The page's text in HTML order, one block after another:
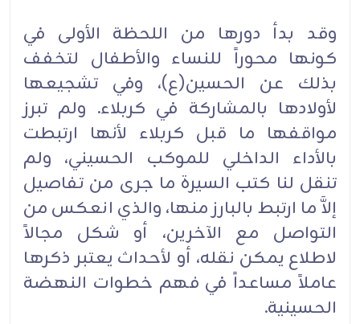
وقد بدأ دورها من اللحظة الأولى في
كونها محوراً للنساء والأطفال لتخفف
بذلك عن الحسين(ع)، وفي تشجيعها
لأولادها بالمشاركة في كربلاء. ولم تبرز
مواقفها ما قبل كربلاء لأنها ارتبطت
بالأداء الداخلي للموكب الحسيني، ولم
تنقل لنا كتب السيرة ما جرى من تفاصيل
إلاَّ ما ارتبط بالبارز منها، والذي انعكس من
التواصل مع الآخرين، أو شكل مجالاً
لاطلاع يمكن نقله، أو لأحداث يعتبر ذكرها
عاملاً مساعداً في فهم خطوات النهضة
الحسينية.